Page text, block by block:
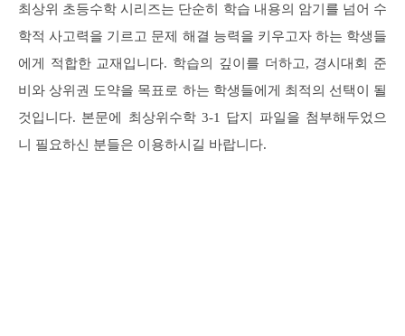
최상위 초등수학 시리즈는 단순히 학습 내용의 암기를 넘어 수
학적 사고력을 기르고 문제 해결 능력을 키우고자 하는 학생들
에게 적합한 교재입니다. 학습의 깊이를 더하고, 경시대회 준
비와 상위권 도약을 목표로 하는 학생들에게 최적의 선택이 될
것입니다. 본문에 최상위수학 3-1 답지 파일을 첨부해두었으
니 필요하신 분들은 이용하시길 바랍니다.